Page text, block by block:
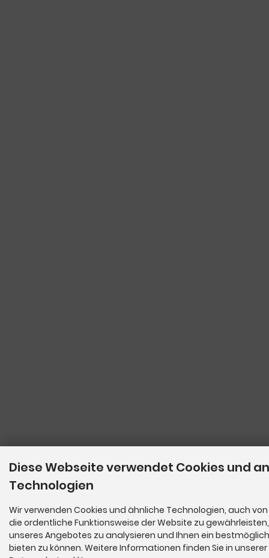
Diese Webseite verwendet Cookies und
Technologien
Wir verwenden Cookies und ähnliche Technologien, auch
die ordentliche Funktionsweise der Website zu
unseres Angebotes zu analysieren und Ihnen ein
bieten zu können. Weitere Informationen finden Sie in unserer